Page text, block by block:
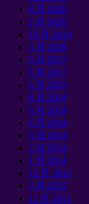
8 月 2020
2 月 2020
10 月 2019
3 月 2018
9 月 2017
6 月 2017
5 月 2015
8 月 2014
6 月 2014
4 月 2014
3 月 2014
2 月 2014
1 月 2014
12 月 2012
3 月 2012
11 月 2011